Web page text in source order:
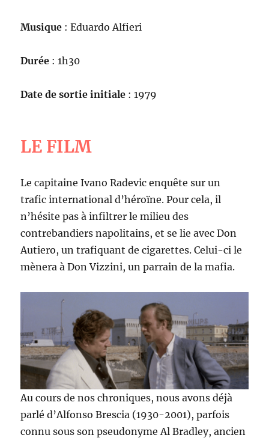
Musique : Eduardo Alfieri
Durée : 1h30
Date de sortie initiale : 1979
LE FILM
Le capitaine Ivano Radevic enquête sur un
trafic international d’héroïne. Pour cela, il
n’hésite pas à infiltrer le milieu des
contrebandiers napolitains, et se lie avec Don
Autiero, un trafiquant de cigarettes. Celui-ci le
mènera à Don Vizzini, un parrain de la mafia.
Au cours de nos chroniques, nous avons déjà
parlé d’Alfonso Brescia (1930-2001), parfois
connu sous son pseudonyme Al Bradley, ancien